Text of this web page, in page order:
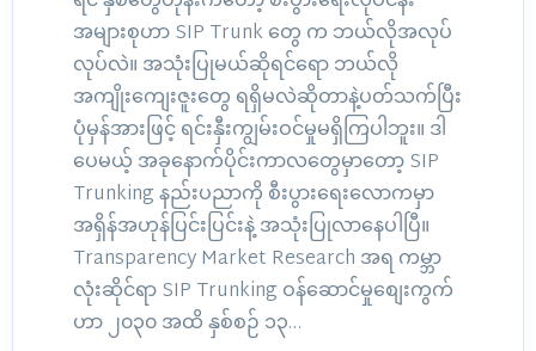
အများစုဟာ SIP Trunk တွေ က ဘယ်လိုအလုပ်
လုပ်လဲ။ အသုံးပြုမယ်ဆိုရင်ရော ဘယ်လို
အကျိုးကျေးဇူးတွေ ရရှိမလဲဆိုတာနဲ့ပတ်သက်ပြီး
ပုံမှန်အားဖြင့် ရင်းနှီးကျွမ်းဝင်မှုမရှိကြပါဘူး။ ဒါ
ပေမယ့် အခုနောက်ပိုင်းကာလတွေမှာတော့ SIP
Trunking နည်းပညာကို စီးပွားရေးလောကမှာ
အရှိန်အဟုန်ပြင်းပြင်းနဲ့ အသုံးပြုလာနေပါပြီ။
Transparency Market Research အရ ကမ္ဘာ
လုံးဆိုင်ရာ SIP Trunking ဝန်ဆောင်မှုစျေးကွက်
ဟာ ၂၀၃၀ အထိ နှစ်စဉ် ၁၃…